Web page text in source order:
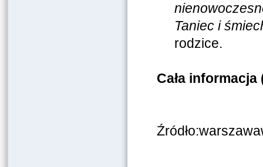
Taniec i
rodzice.
Cała